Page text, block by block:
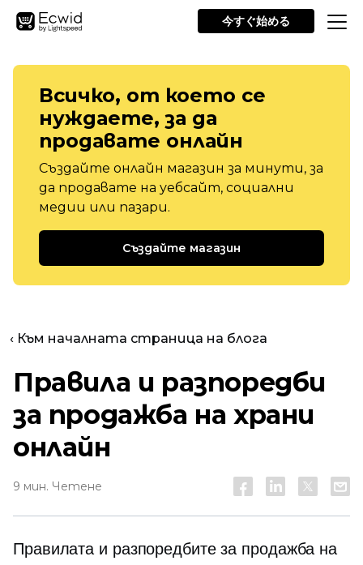
今すぐ始める
Всичко, от което се
нуждаете, за да
продавате онлайн
Създайте онлайн магазин за минути, за
да продавате на уебсайт, социални
медии или пазари.
Създайте магазин
‹ Към началната страница на блога
Правила и разпоредби
за продажба на храни
онлайн
9 мин. Четене
Правилата и разпоредбите за продажба на